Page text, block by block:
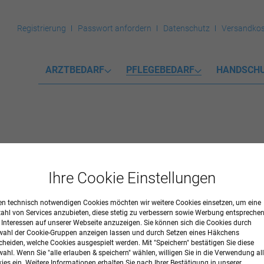
Registrierung Passwort anfordern Datenschutz
ARZTBEDARF PFLEGEBEDARF
Ihre Cookie Einstellungen
technisch notwendigen Cookies möchten wir weitere Cookies einsetzen, um eine
von Services anzubieten, diese stetig zu verbessern sowie Werbung
Interessen auf unserer Webseite anzuzeigen. Sie können sich die Cookies durch
der Cookie-Gruppen anzeigen lassen und durch Setzen eines Häkchens
welche Cookies ausgespielt werden. Mit "Speichern" bestätigen Sie diese
Wenn Sie "alle erlauben & speichern" wählen, willigen Sie in die Verwendung